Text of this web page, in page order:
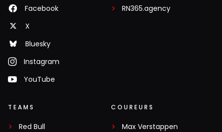
Facebook
X
Bluesky
Instagram
YouTube
RN365.agency
TEAMS
Red Bull
COUREURS
Max Verstappen